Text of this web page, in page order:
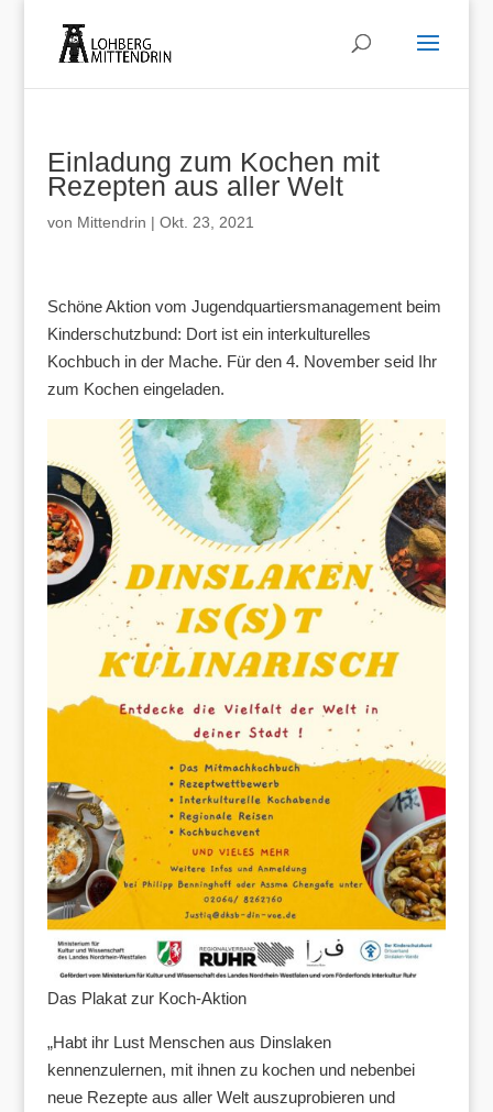
Einladung zum Kochen mit
Rezepten aus aller Welt
von Mittendrin | Okt. 23, 2021
Schöne Aktion vom Jugendquartiersmanagement beim
Kinderschutzbund: Dort ist ein interkulturelles
Kochbuch in der Mache. Für den 4. November seid Ihr
zum Kochen eingeladen.
Das Plakat zur Koch-Aktion
„Habt ihr Lust Menschen aus Dinslaken
kennenzulernen, mit ihnen zu kochen und nebenbei
neue Rezepte aus aller Welt auszuprobieren und